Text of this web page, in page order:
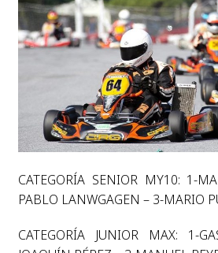
CATEGORÍA SENIOR MY10: 1-
PABLO LANWGAGEN – 3-MARIO
CATEGORÍA JUNIOR MAX: 1-